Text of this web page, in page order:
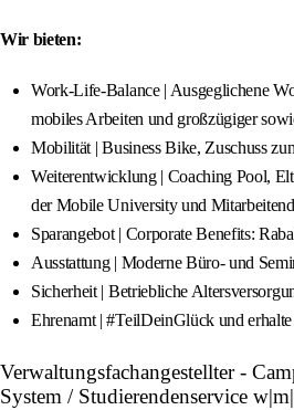
Wir bieten:
Work-Life-Balance | Ausgeglichene
mobiles Arbeiten und großzügiger
Mobilität | Business Bike, Zuschuss
Weiterentwicklung | Coaching Pool,
der Mobile University und
Sparangebot | Corporate Benefits:
Ausstattung | Moderne Büro- und
Sicherheit | Betriebliche
Ehrenamt | #TeilDeinGlück und
Verwaltungsfachangestellter -
System / Studierendenservice